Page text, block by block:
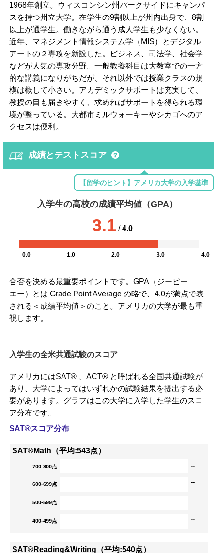
1968年創立。ウィスコンシン州パークサイドにキャンパ
スを持つ州立大学。在学生の9割以上が州内出身で、8割
以上が通学生。働きながら通う成人学生も少なくない。
近年、マネジメント情報システム学（MIS）とデジタル
アートの２専攻を新設した。ビジネス、司法学、社会学
などが人気の専攻分野。一般教養科目は大教室での一方
的な講義になりがちだが、それ以外では授業クラスの規
模は概して小さい。アカデミックサポートは充実して、
教授の目も届きやすく、求めればサポートを得られる環
境が整っている。大都市ミルウォーキーやシカゴへのア
クセスは便利。
成績とテストスコア
【留学のヒント】アメリカ大学の入学基準
入学生の高校の成績平均値（GPA）
3.1 /4.0
0.0 1.0 2.0 3.0 4.0
合否を決める最重要ポイントです。GPA（ジーピー
エー）とは Grade Point Average の略で、4.0が満点で表
される＜成績平均値＞のこと。アメリカの大学が最も重
視します。
入学生の全米共通試験のスコア
アメリカにはSAT® 、ACT® と呼ばれる全国共通試験が
あり、大学によってはいずれかの試験結果を提出する必
要があります。グラフはこの大学に入学した学生のスコ
ア分布です。
SAT®スコア分布
SAT®Math（平均:543点）
700-800点 --
600-699点 --
500-599点 --
400-499点 --
SAT®Reading&Writing（平均:540点）